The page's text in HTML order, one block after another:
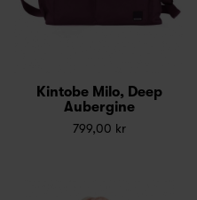
Kintobe Milo, Deep
Aubergine
799,00 kr